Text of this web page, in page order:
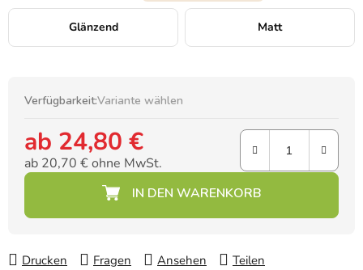
Glänzend Matt
Verfügbarkeit:Variante wählen
ab 24,80 €
ab 20,70 €ohne MwSt.
Drucken Fragen Ansehen Teilen